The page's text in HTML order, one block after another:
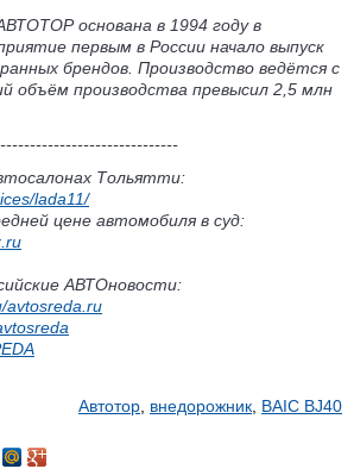
основана в 1994 году в
первым в России начало выпуск
брендов. Производство ведётся с
объём производства превысил 2,5 млн
Тольятти:
lada11/
цене автомобиля в суд:
АВТОновости:
avtosreda.ru
Автотор, внедорожник, BAIC BJ40